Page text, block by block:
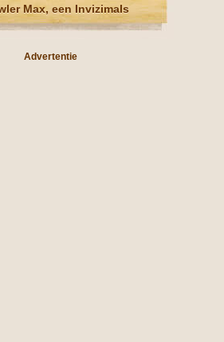
Max, een Invizimals
Advertentie